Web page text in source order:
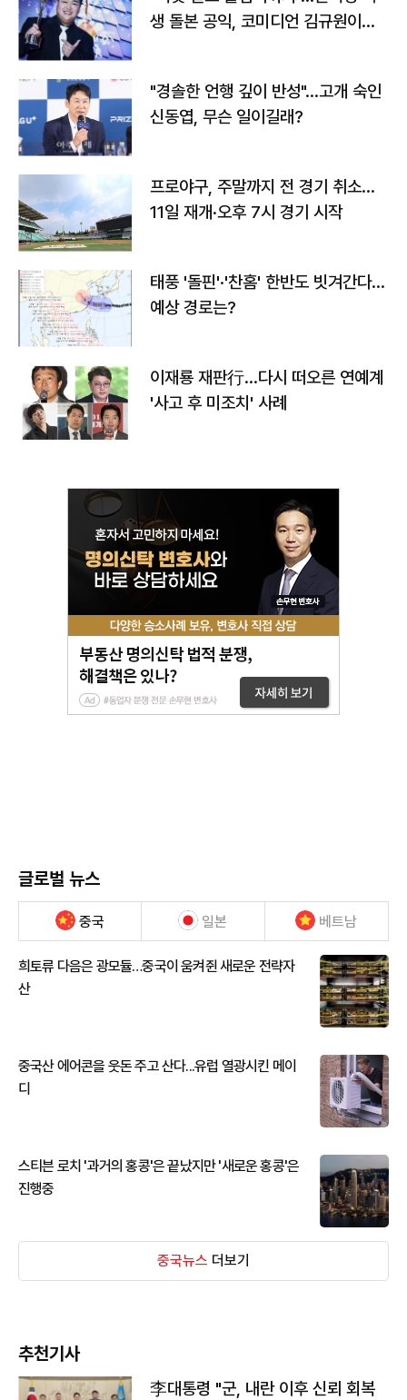
생 돌본 공익, 코미디언 김규원이었
"경솔한 언행 깊이 반성"…고개 숙인
신동엽, 무슨 일이길래?
프로야구, 주말까지 전 경기 취소…
11일 재개·오후 7시 경기 시작
태풍 '돌핀'·'찬홈' 한반도 빗겨간다…
예상 경로는?
이재룡 재판行…다시 떠오른 연예계
'사고 후 미조치' 사례
글로벌 뉴스
중국 일본 베트남
희토류 다음은 광모듈…중국이 움켜쥔 새로운 전략자
산
중국산 에어콘을 웃돈 주고 산다...유럽 열광시킨 메이
디
스티븐 로치 '과거의 홍콩'은 끝났지만 '새로운 홍콩'은
진행중
중국뉴스 더보기
추천기사
李대통령 "군, 내란 이후 신뢰 회복